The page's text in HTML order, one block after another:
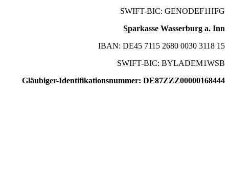
SWIFT-BIC: GENODEF1HFG
Sparkasse Wasserburg a. Inn
IBAN: DE45 7115 2680 0030 3118 15
SWIFT-BIC: BYLADEM1WSB
Gläubiger-Identifikationsnummer: DE87ZZZ00000168444